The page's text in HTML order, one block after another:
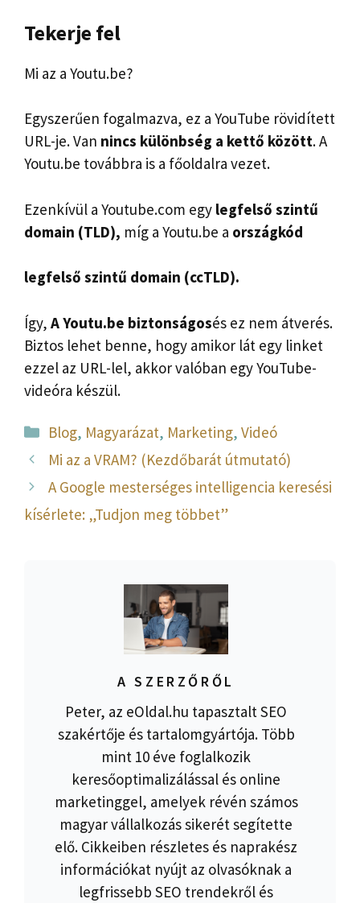
Tekerje fel
Mi az a Youtu.be?
Egyszerűen fogalmazva, ez a YouTube rövidített
URL-je. Van nincs különbség a kettő között. A
Youtu.be továbbra is a főoldalra vezet.
Ezenkívül a Youtube.com egy legfelső szintű
domain (TLD), míg a Youtu.be a országkód
legfelső szintű domain (ccTLD).
Így, A Youtu.be biztonságosés ez nem átverés.
Biztos lehet benne, hogy amikor lát egy linket
ezzel az URL-lel, akkor valóban egy YouTube-
videóra készül.
Kategória
Blog, Magyarázat, Marketing,Videó
Mi az a VRAM? (Kezdőbarát útmutató)
A Google mesterséges intelligencia keresési
kísérlete: „Tudjon meg többet”
A SZERZŐRŐL
Peter, az eOldal.hu tapasztalt SEO
szakértője és tartalomgyártója. Több
mint 10 éve foglalkozik
keresőoptimalizálással és online
marketinggel, amelyek révén számos
magyar vállalkozás sikerét segítette
elő. Cikkeiben részletes és naprakész
információkat nyújt az olvasóknak a
legfrissebb SEO trendekről és